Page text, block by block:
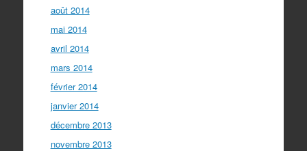
août 2014
mai 2014
avril 2014
mars 2014
février 2014
janvier 2014
décembre 2013
novembre 2013